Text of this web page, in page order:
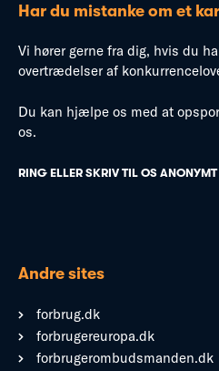
Har du mistanke om et
Vi hører gerne fra dig, hvis du
overtrædelser af
Du kan hjælpe os med at
os.
RING ELLER SKRIV TIL OS ANONYMT
Andre sites
forbrug.dk
forbrugereuropa.dk
forbrugerombudsmanden.dk